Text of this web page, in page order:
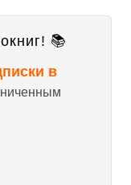
📚
в